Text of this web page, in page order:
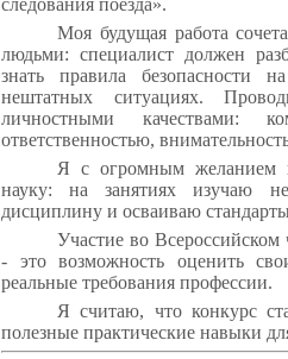
следования поезда».
Моя будущая работа
людьми: специалист должен
знать правила безопасности
нештатных ситуациях.
личностными качествами:
ответственностью,
Я с огромным желанием
науку: на занятиях изучаю
дисциплину и осваиваю
Участие во Всероссийском
- это возможность оценить
реальные требования профессии.
Я считаю, что конкурс
полезные практические навыки